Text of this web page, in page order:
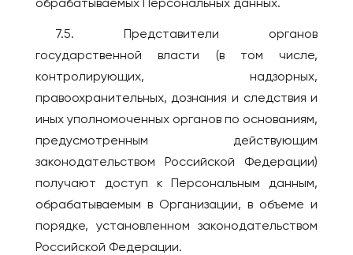
обрабатываемых Персональных данных.
7.5. Представители органов
государственной власти (в том числе,
контролирующих, надзорных,
правоохранительных, дознания и следствия и
иных уполномоченных органов по основаниям,
предусмотренным действующим
законодательством Российской Федерации)
получают доступ к Персональным данным,
обрабатываемым в Организации, в объеме и
порядке, установленном законодательством
Российской Федерации.